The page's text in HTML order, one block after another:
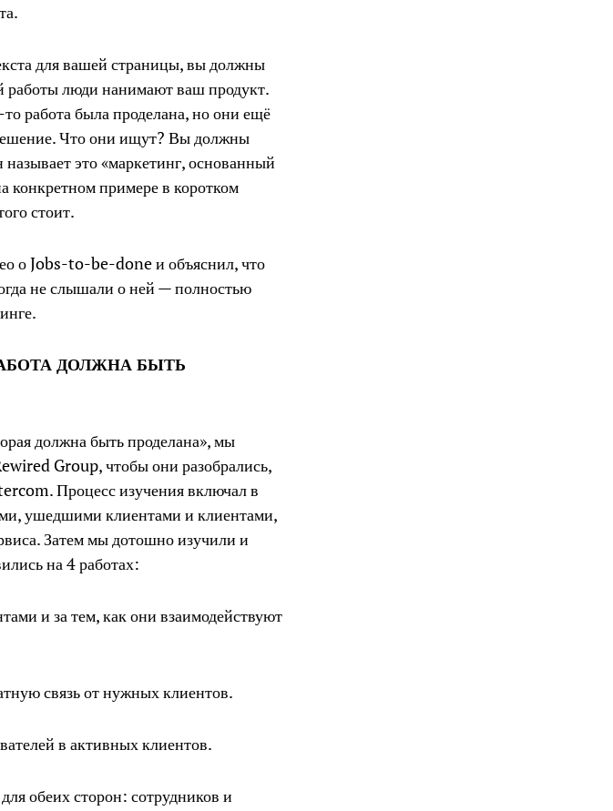
для вашей страницы, вы должны
работы люди нанимают ваш продукт.
работа была проделана, но они ещё
Что они ищут? Вы должны
это «маркетинг, основанный
конкретном примере в коротком
стоит.
о Jobs-to-be-done и объяснил, что
не слышали о ней — полностью
ДОЛЖНА БЫТЬ
должна быть проделана», мы
Group, чтобы они разобрались,
Процесс изучения включал в
ушедшими клиентами и клиентами,
Затем мы дотошно изучили и
на 4 работах:
и за тем, как они взаимодействуют
связь от нужных клиентов.
в активных клиентов.
обеих сторон: сотрудников и